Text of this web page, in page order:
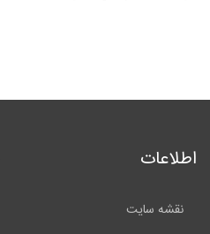
اطلاعات
نقشه سایت